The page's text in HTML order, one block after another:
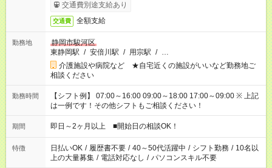
交通費別途支給あり
交通費 全額支給
勤務地
静岡市駿河区
東静岡駅 / 安倍川駅 / 用宗駅 / …
介護施設や病院など ★自宅近くの施設がいいなど勤務地ご
相談ください
勤務時間
【シフト例】 07:00～16:00 09:00～18:00 17:00～09:00 ※ 上記
は一例です！その他シフトもご相談ください！
期間 即日～2ヶ月以上 ■開始日の相談OK！
特徴 日払いOK / 履歴書不要 / 40～50代活躍中 / シフト勤務 / 10名以
上の大量募集 / 電話対応なし / パソコンスキル不要